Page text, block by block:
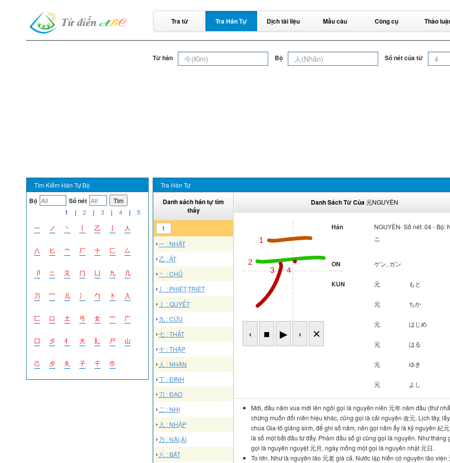
Tra từ Tra Hán Tự Dịch tài liệu Mẫu câu Công cụ Thảo
Từ hán Bộ Số nét của từ
Tìm Kiếm Hán Tự Bộ
Bộ Số nét
Tìm
1
| 2 | 3 | 4 |
5
一
ノ 丶 丨 乙 亅 人
八 匕 亠 厂 十 匚 厶
卩 ニ 又 冂 凵 九 几
刀 冖 儿 冫 勹 卜 入
匸 口 土 弓 女 宀 广
囗 彡 彳 大 廴 尸 山
己 夕 夂 子 干 巾
Tra Hán Tự
Danh sách hán tự tìm
thấy
1
一 : NHẤT
乙 : ẤT
丶 : CHỦ
丿 : PHIỆT,TRIỆT
亅 : QUYẾT
九 : CỬU
七 : THẤT
十 : THẬP
人 : NHÂN
丁 : ĐINH
刀 : ĐAO
二 : NHỊ
入 : NHẬP
乃 : NÃI,ÁI
八 : BÁT
Danh Sách Từ Của元NGUYÊN
1
2
3 4
‹ ■ ▶ › ✕
Hán
NGUYÊN- Số nét: 04 - Bộ:
ニ
ON ゲン, ガン
KUN 元 もと
元 ちか
元 はじめ
元 はる
元 ゆき
元 よし
Mới, đầu năm vua mới lên ngôi gọi là nguyên niên 元年 năm đầu (thứ
chừng muốn đổi niên hiệu khác, cũng gọi là cải nguyên 改元. Lịch tây,
chúa Gia-tô giáng sinh, để ghi số năm, nên gọi năm ấy là kỷ nguyên 紀
là số một bắt đầu từ đấy. Phàm đầu số gì cũng gọi là nguyên. Như tháng
gọi là nguyên nguyệt 元月, ngày mồng một gọi là nguyên nhật 元日.
To lớn. Như là nguyên lão 元老 già cả. Nước lập hiến có nguyên lão viện